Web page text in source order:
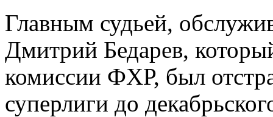
Главным судьей,
Дмитрий Бедарев,
комиссии ФХР, был
суперлиги до